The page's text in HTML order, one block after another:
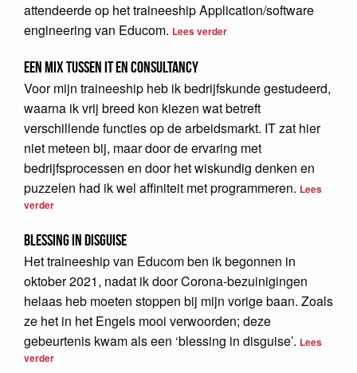
attendeerde op het traineeship Application/software
engineering van Educom. Lees verder
Een mix tussen IT en consultancy
Voor mijn traineeship heb ik bedrijfskunde gestudeerd,
waarna ik vrij breed kon kiezen wat betreft
verschillende functies op de arbeidsmarkt. IT zat hier
niet meteen bij, maar door de ervaring met
bedrijfsprocessen en door het wiskundig denken en
puzzelen had ik wel affiniteit met programmeren. Lees
verder
Blessing in disguise
Het traineeship van Educom ben ik begonnen in
oktober 2021, nadat ik door Corona-bezuinigingen
helaas heb moeten stoppen bij mijn vorige baan. Zoals
ze het in het Engels mooi verwoorden; deze
gebeurtenis kwam als een ‘blessing in disguise’. Lees
verder